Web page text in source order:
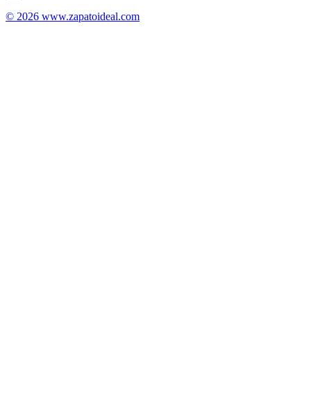
© 2026 www.zapatoideal.com